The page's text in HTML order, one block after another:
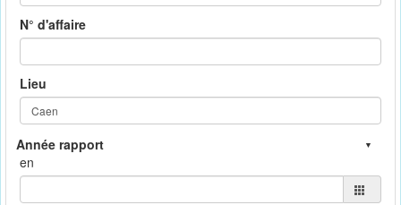
N° d'affaire
Lieu
en